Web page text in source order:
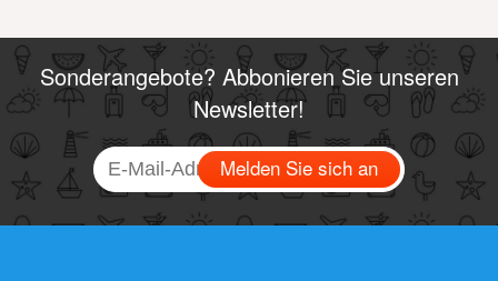
Sonderangebote? Abbonieren Sie unseren
Newsletter!
Melden Sie sich an